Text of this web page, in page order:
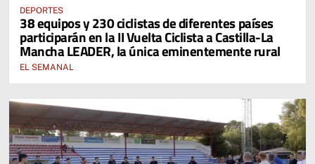
DEPORTES
38 equipos y 230 ciclistas de diferentes países
participarán en la II Vuelta Ciclista a Castilla-La
Mancha LEADER, la única eminentemente rural
EL SEMANAL